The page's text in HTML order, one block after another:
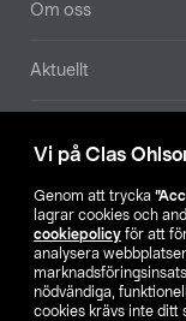
Vi på Clas
Genom att trycka
lagrar cookies och
cookiepolicy för att
analysera
nödvändiga,
cookies krävs inte ditt
Om oss
Aktuellt